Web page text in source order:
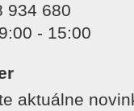
934 680
- 15:00
aktuálne